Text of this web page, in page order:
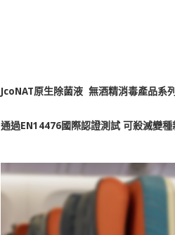
JcoNAT原生除菌液 無酒精消毒產品系
通過EN14476國際認證測試 可殺滅變種